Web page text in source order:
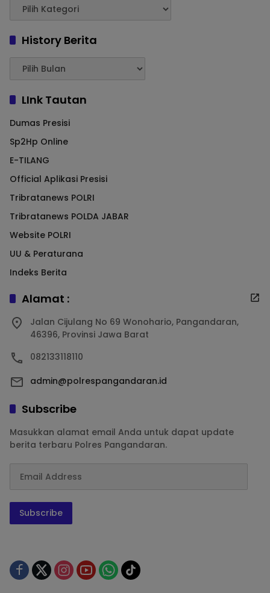
History Berita
LInk Tautan
Dumas Presisi
Sp2Hp Online
E-TILANG
Official Aplikasi Presisi
Tribratanews POLRI
Tribratanews POLDA JABAR
Website POLRI
UU & Peraturana
Indeks Berita
Alamat :
Jalan Cijulang No 69 Wonohario, Pangandaran,
46396, Provinsi Jawa Barat
082133118110
admin@polrespangandaran.id
Subscribe
Masukkan alamat email Anda untuk dapat update
berita terbaru Polres Pangandaran.
Subscribe